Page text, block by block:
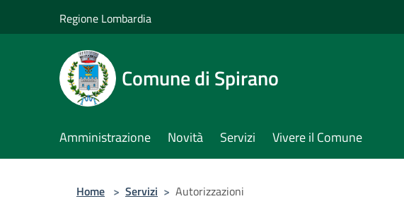
Regione Lombardia
Comune di Spirano
Amministrazione Novità Servizi Vivere il Comune
Home > Servizi > Autorizzazioni